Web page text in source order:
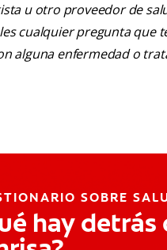
u otro proveedor de
cualquier pregunta que
alguna enfermedad o
SOBRE
hay detrás